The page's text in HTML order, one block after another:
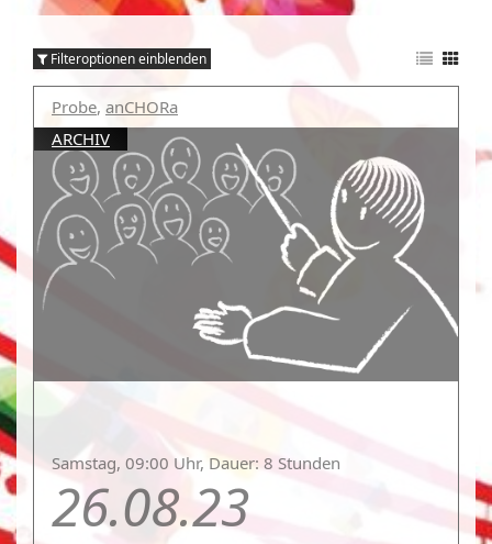
Filteroptionen einblenden
Probe, anCHORa
ARCHIV
Samstag, 09:00 Uhr, Dauer: 8 Stunden
26.08.23